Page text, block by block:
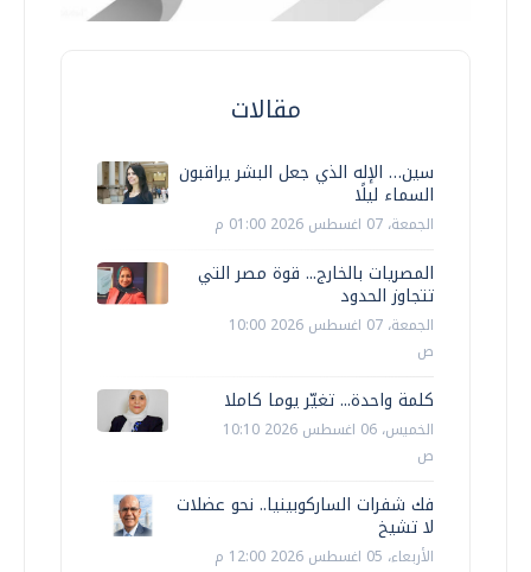
مقالات
سين… الإله الذي جعل البشر يراقبون
السماء ليلًا
الجمعة، 07 اغسطس 2026 01:00 م
المصريات بالخارج... قوة مصر التي
تتجاوز الحدود
الجمعة، 07 اغسطس 2026 10:00
ص
كلمة واحدة... تغيّر يوما كاملا
الخميس، 06 اغسطس 2026 10:10
ص
فك شفرات الساركوبينيا.. نحو عضلات
لا تشيخ
الأربعاء، 05 اغسطس 2026 12:00 م